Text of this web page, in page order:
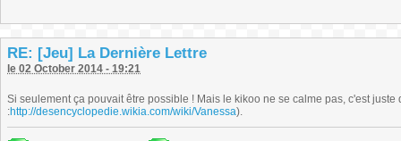
RE: [Jeu] La Dernière Lettre
le 02 October 2014 - 19:21
Si seulement ça pouvait être possible ! Mais le kikoo ne se calme pas, c'est
:http://desencyclopedie.wikia.com/wiki/Vanessa).